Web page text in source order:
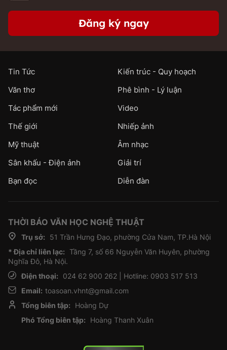
Đăng ký ngay
Tin Tức
Kiến trúc - Quy hoạch
Văn thơ
Phê bình - Lý luận
Tác phẩm mới
Video
Thế giới
Nhiếp ảnh
Mỹ thuật
Âm nhạc
Sân khấu - Điện ảnh
Giải trí
Bạn đọc
Diễn đàn
THỜI BÁO VĂN HỌC NGHỆ THUẬT
Trụ sở:
51 Trần Hưng Đạo, phường Cửa Nam, TP.Hà Nội
* Địa chỉ liên lạc: Tầng 7, số 66 Nguyễn Văn Huyên, phường
Nghĩa Đô, Hà Nội.
Điện thoại:
024 62 900 262 | Hotline: 0903 517 513
Email: toasoan.vhnt@gmail.com
Tổng biên tập:
Hoàng Dự
Phó Tổng biên tập:
Hoàng Thanh Xuân